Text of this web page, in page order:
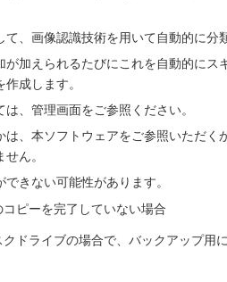
、画像認識技術を用いて自動的に分
加えられるたびにこれを自動的に
成します。
、管理画面をご参照ください。
、本ソフトウェアをご参照いただ
ん。
きない可能性があります。
ピーを完了していない場合
ドライブの場合で、バックアップ